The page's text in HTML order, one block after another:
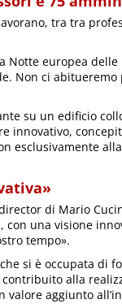
tra tra
Notte europea
Non ci
su un edificio
innovativo,
esclusivamente
di Mario
una visione
tempo».
si è occupata di
alla
aggiunto